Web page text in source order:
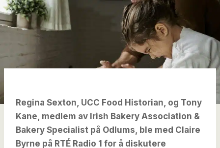
Regina Sexton, UCC Food Historian, og Tony
Kane, medlem av Irish Bakery Association &
Bakery Specialist på Odlums, ble med Claire
Byrne på RTÉ Radio 1 for å diskutere